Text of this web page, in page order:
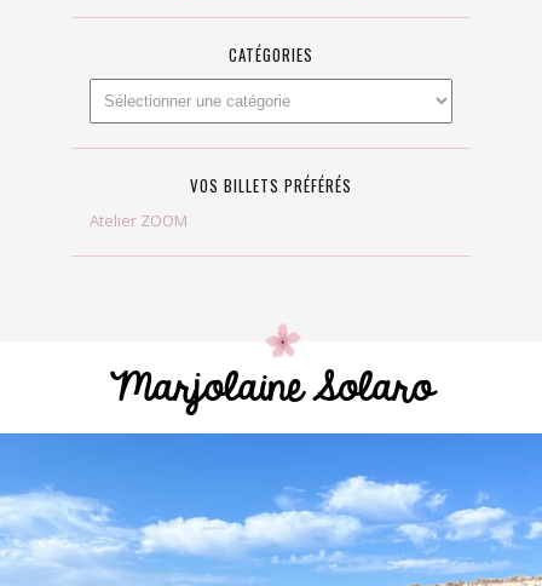
CATÉGORIES
VOS BILLETS PRÉFÉRÉS
Atelier ZOOM
Marjolaine Solaro